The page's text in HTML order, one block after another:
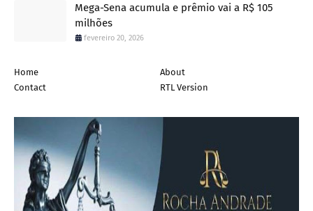
Mega-Sena acumula e prêmio vai a R$ 105
milhões
fevereiro 20, 2026
Home
About
Contact
RTL Version